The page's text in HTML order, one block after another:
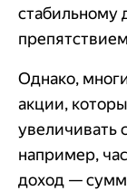
стабильному
Однако,
акции,
увеличивать
например,
доход —